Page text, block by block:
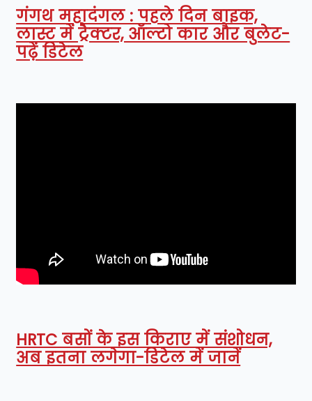
गंगथ महादंगल : पहले दिन बाइक,
लास्ट में ट्रैक्टर, ऑल्टो कार और बुलेट-
पढ़ें डिटेल
HRTC बसों के इस किराए में संशोधन,
अब इतना लगेगा-डिटेल में जानें